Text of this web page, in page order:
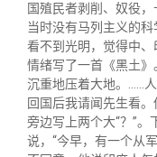
国殖民者剥削、奴役
当时没有马列主义的科
看不到光明，觉得中
情绪写了一首《黑土》
沉重地压着大地。……
回国后我请闻先生看。
旁边写上两个大“？”。
说，“今早，有一个从